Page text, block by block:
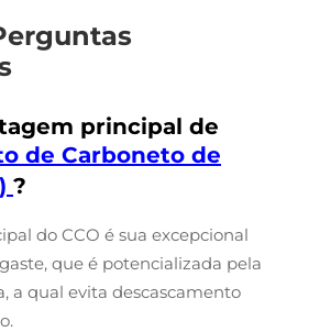
principal de
de Carboneto de
?
do CCO é sua excepcional
que é potencializada pela
a qual evita descascamento